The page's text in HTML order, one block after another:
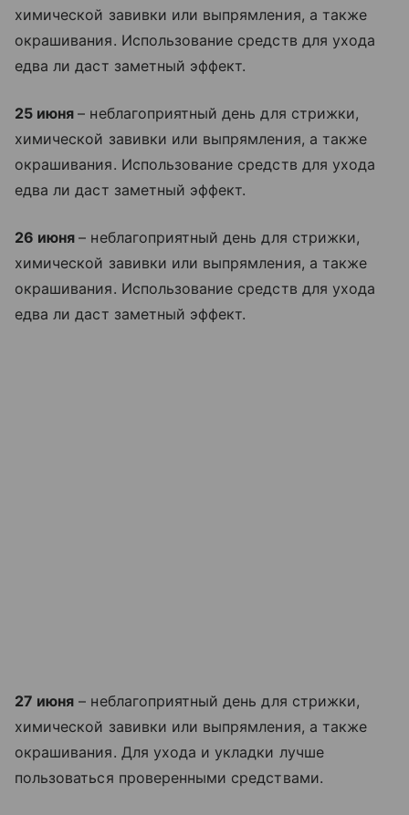
химической завивки или выпрямления, а также
окрашивания. Использование средств для ухода
едва ли даст заметный эффект.
25 июня– неблагоприятный день для стрижки,
химической завивки или выпрямления, а также
окрашивания. Использование средств для ухода
едва ли даст заметный эффект.
26 июня– неблагоприятный день для стрижки,
химической завивки или выпрямления, а также
окрашивания. Использование средств для ухода
едва ли даст заметный эффект.
27 июня – неблагоприятный день для стрижки,
химической завивки или выпрямления, а также
окрашивания. Для ухода и укладки лучше
пользоваться проверенными средствами.